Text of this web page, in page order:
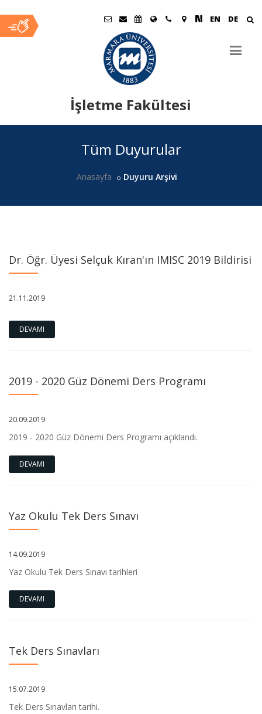
EN DE
İşletme Fakültesi
Tüm Duyurular
Anasayfa Duyuru Arşivi
Dr. Öğr. Üyesi Selçuk Kıran'ın IMISC 2019 Bildirisi
21.11.2019
DEVAMI
2019 - 2020 Güz Dönemi Ders Programı
20.09.2019
2019 - 2020 Güz Dönemi Ders Programı açıklandı.
DEVAMI
Yaz Okulu Tek Ders Sınavı
14.09.2019
Yaz Okulu Tek Ders Sınavı tarihleri
DEVAMI
Tek Ders Sınavları
15.07.2019
Tek Ders Sınavları tarihi.